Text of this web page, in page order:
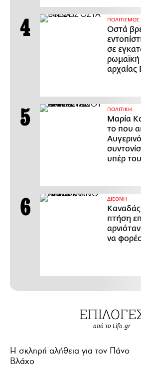
ΠΟΛΙΤΙΣΜΟΣ
Οστά
σε
αρχαίας
ΠΟΛΙΤΙΚΗ
Μαρία
το που
υπέρ
ΔΙΕΘΝΗ
πτήση
να
από το Lifo.gr
H σκληρή αλήθεια για τον Πάνο
Βλάχο